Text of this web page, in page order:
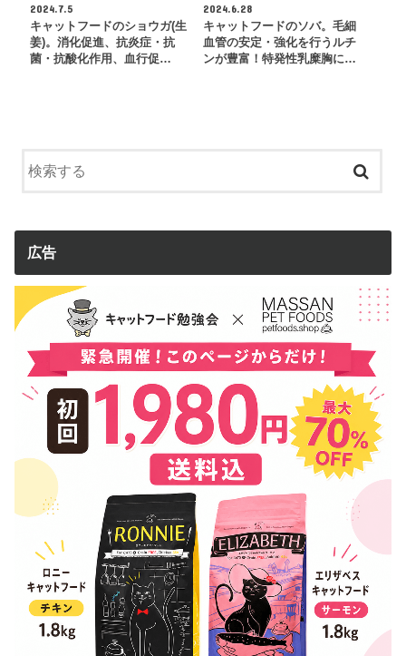
2024.7.5
キャットフードのショウガ(生
姜)。消化促進、抗炎症・抗
菌・抗酸化作用、血行促…
2024.6.28
キャットフードのソバ。毛細
血管の安定・強化を行うルチ
ンが豊富！特発性乳糜胸に…
広告